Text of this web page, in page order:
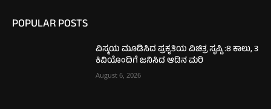
POPULAR POSTS
ವಿಸ್ಮಯ ಮೂಡಿಸಿದ ಪ್ರಕೃತಿಯ ವಿಚಿತ್ರ ಸೃಷ್ಟಿ :8 ಕಾಲು, 3
ಕಿವಿಯೊಂದಿಗೆ ಜನಿಸಿದ ಆಡಿನ ಮರಿ
August 6, 2026